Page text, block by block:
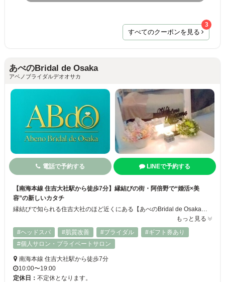
すべてのクーポンを見る
3
あべのBridal de Osaka
アベノブライダルデオオサカ
電話で予約する LINEで予約する
【南海本線 住吉大社駅から徒歩7分】縁結びの街・阿倍野で“婚活×美
容”の新しいカタチ
縁結びで知られる住吉大社のほど近くにある【あべのBridal de Osaka】は、 “婚活×美容×ウォーキング”を融合した全国でも珍しい新スタイルの結婚相談所です★ 阿倍野区生まれ、心斎橋で育ったオーナーが、心を込めてあなたの「自分磨き」と「出会い」をサポートします！ エステでは、1Day～6か月のオーダーメイドコースをご用意し、心もお肌もやさしく整えるケア◎
もっと見る
#ヘッドスパ
#肌質改善 #ブライダル
#ギフト券あり
#個人サロン・プライベートサロン
南海本線 住吉大社駅から徒歩7分
10:00〜19:00
定休日： 不定休となります。